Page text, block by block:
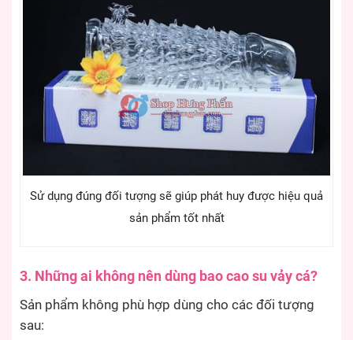
Sử dụng đúng đối tượng sẽ giúp phát huy được hiệu quả
sản phẩm tốt nhất
3. Những ai không nên dùng bao cao su vảy cá?
Sản phẩm không phù hợp dùng cho các đối tượng
sau: